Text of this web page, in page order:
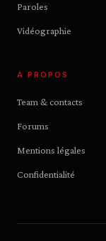
Paroles
Vidéographie
À PROPOS
Team & contacts
Forums
Mentions légales
Confidentialité